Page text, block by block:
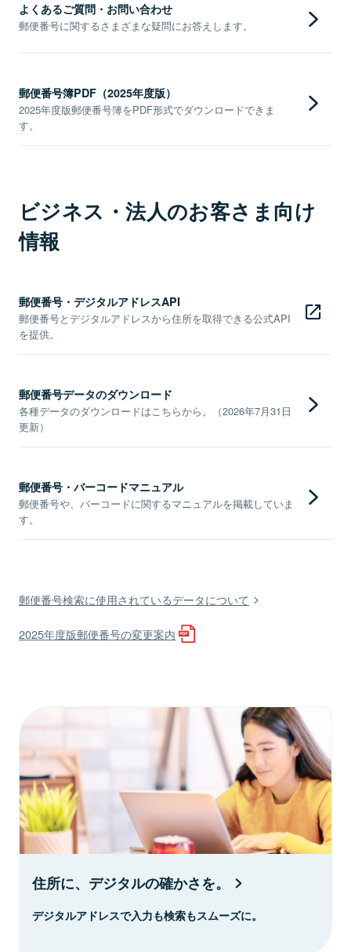
よくあるご質問・お問い合わせ
郵便番号に関するさまざまな疑問にお答えします。
郵便番号簿PDF（2025年度版）
2025年度版郵便番号簿をPDF形式でダウンロードできま
す。
ビジネス・法人のお客さま向け
情報
郵便番号・デジタルアドレスAPI
郵便番号とデジタルアドレスから住所を取得できる公式API
を提供。
郵便番号データのダウンロード
各種データのダウンロードはこちらから。（2026年7月31日
更新）
郵便番号・バーコードマニュアル
郵便番号や、バーコードに関するマニュアルを掲載していま
す。
郵便番号検索に使用されているデータについて
2025年度版郵便番号の変更案内
住所に、デジタルの確かさを。
デジタルアドレスで入力も検索もスムーズに。